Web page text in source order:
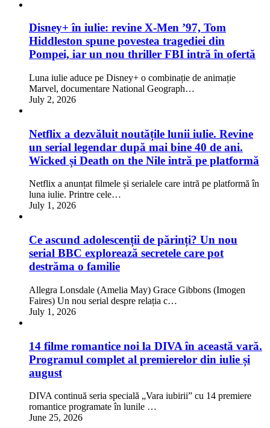
Disney+ în iulie: revine X-Men ’97, Tom
Hiddleston spune povestea tragediei din
Pompei, iar un nou thriller FBI intră în ofertă
Luna iulie aduce pe Disney+ o combinație de animație
Marvel, documentare National Geograph…
July 2, 2026
Netflix a dezvăluit noutățile lunii iulie. Revine
un serial legendar după mai bine 40 de ani.
Wicked și Death on the Nile intră pe platformă
Netflix a anunțat filmele și serialele care intră pe platformă în
luna iulie. Printre cele…
July 1, 2026
Ce ascund adolescenții de părinți? Un nou
serial BBC explorează secretele care pot
destrăma o familie
Allegra Lonsdale (Amelia May) Grace Gibbons (Imogen
Faires) Un nou serial despre relația c…
July 1, 2026
14 filme romantice noi la DIVA în această vară.
Programul complet al premierelor din iulie și
august
DIVA continuă seria specială „Vara iubirii” cu 14 premiere
romantice programate în lunile …
June 25, 2026